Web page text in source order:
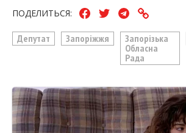
ПОДЕЛИТЬСЯ:
Депутат Запоріжжя
Запорізька
Обласна
Рада